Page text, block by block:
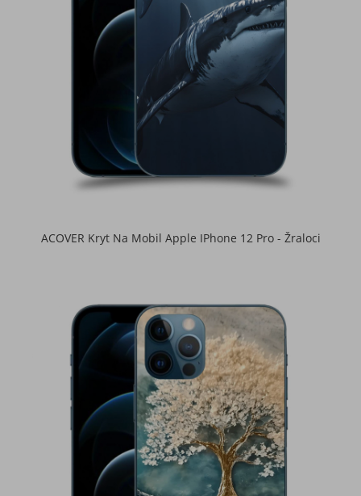
ACOVER Kryt Na Mobil Apple IPhone 12 Pro - Žraloci